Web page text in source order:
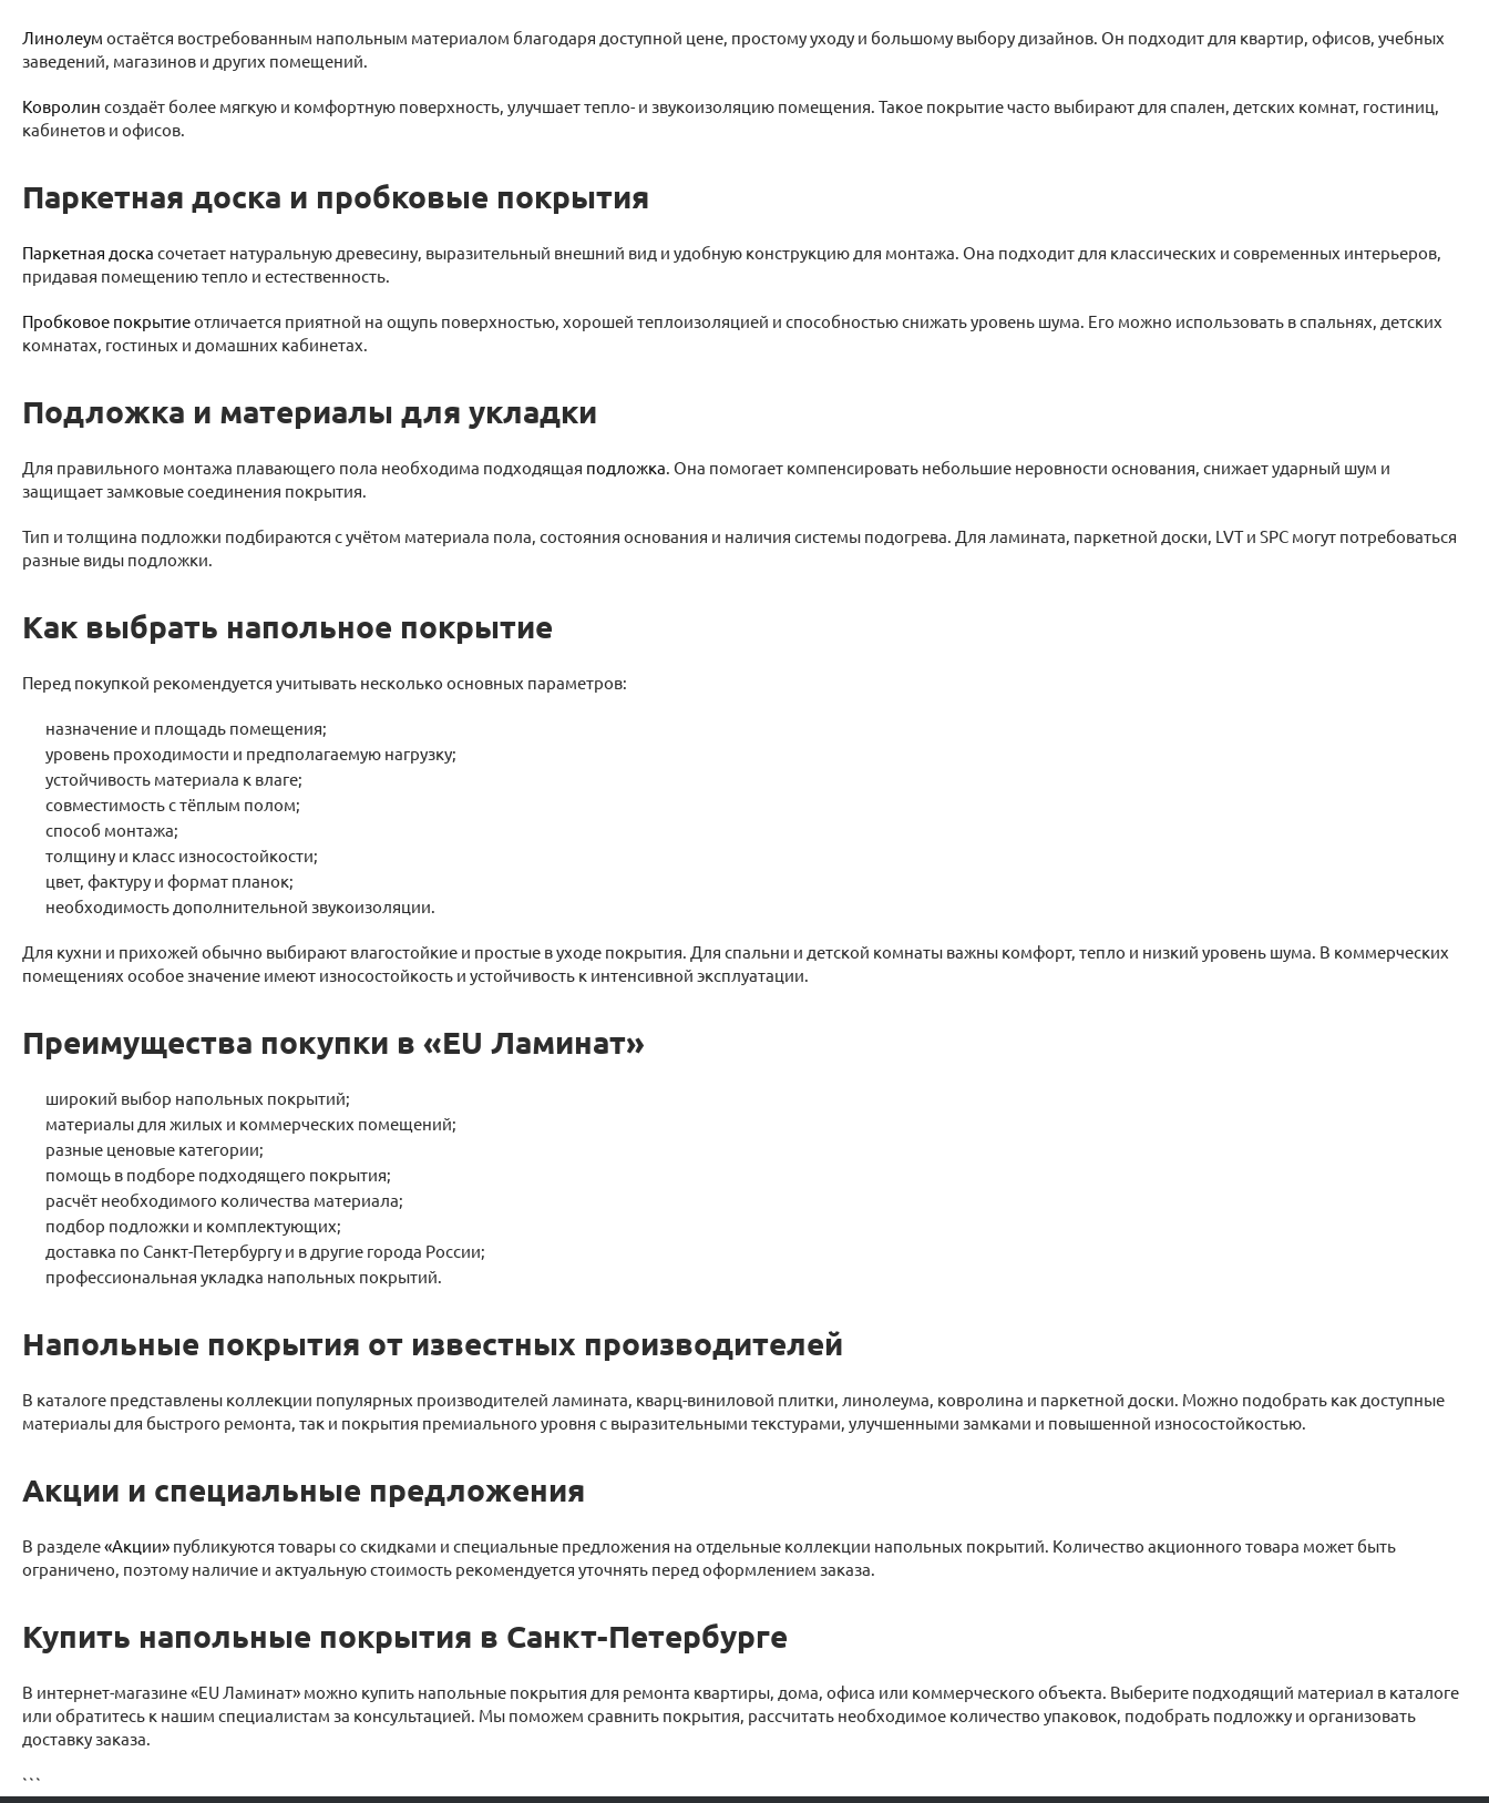
Линолеум остаётся востребованным напольным материалом благодаря доступной цене, простому уходу и большому выбору дизайнов. Он подходит для квартир, офисов, учебных
заведений, магазинов и других помещений.
Ковролин создаёт более мягкую и комфортную поверхность, улучшает тепло- и звукоизоляцию помещения. Такое покрытие часто выбирают для спален, детских комнат, гостиниц,
кабинетов и офисов.
Паркетная доска и пробковые покрытия
Паркетная доска сочетает натуральную древесину, выразительный внешний вид и удобную конструкцию для монтажа. Она подходит для классических и современных интерьеров,
придавая помещению тепло и естественность.
Пробковое покрытиеотличается приятной на ощупь поверхностью, хорошей теплоизоляцией и способностью снижать уровень шума. Его можно использовать в спальнях, детских
комнатах, гостиных и домашних кабинетах.
Подложка и материалы для укладки
Для правильного монтажа плавающего пола необходима подходящая подложка. Она помогает компенсировать небольшие неровности основания, снижает ударный шум и
защищает замковые соединения покрытия.
Тип и толщина подложки подбираются с учётом материала пола, состояния основания и наличия системы подогрева. Для ламината, паркетной доски, LVT и SPC могут потребоваться
разные виды подложки.
Как выбрать напольное покрытие
Перед покупкой рекомендуется учитывать несколько основных параметров:
назначение и площадь помещения;
уровень проходимости и предполагаемую нагрузку;
устойчивость материала к влаге;
совместимость с тёплым полом;
способ монтажа;
толщину и класс износостойкости;
цвет, фактуру и формат планок;
необходимость дополнительной звукоизоляции.
Для кухни и прихожей обычно выбирают влагостойкие и простые в уходе покрытия. Для спальни и детской комнаты важны комфорт, тепло и низкий уровень шума. В коммерческих
помещениях особое значение имеют износостойкость и устойчивость к интенсивной эксплуатации.
Преимущества покупки в «EU Ламинат»
широкий выбор напольных покрытий;
материалы для жилых и коммерческих помещений;
разные ценовые категории;
помощь в подборе подходящего покрытия;
расчёт необходимого количества материала;
подбор подложки и комплектующих;
доставка по Санкт-Петербургу и в другие города России;
профессиональная укладка напольных покрытий.
Напольные покрытия от известных производителей
В каталоге представлены коллекции популярных производителей ламината, кварц-виниловой плитки, линолеума, ковролина и паркетной доски. Можно подобрать как доступные
материалы для быстрого ремонта, так и покрытия премиального уровня с выразительными текстурами, улучшенными замками и повышенной износостойкостью.
Акции и специальные предложения
В разделе«Акции» публикуются товары со скидками и специальные предложения на отдельные коллекции напольных покрытий. Количество акционного товара может быть
ограничено, поэтому наличие и актуальную стоимость рекомендуется уточнять перед оформлением заказа.
Купить напольные покрытия в Санкт-Петербурге
В интернет-магазине «EU Ламинат» можно купить напольные покрытия для ремонта квартиры, дома, офиса или коммерческого объекта. Выберите подходящий материал в каталоге
или обратитесь к нашим специалистам за консультацией. Мы поможем сравнить покрытия, рассчитать необходимое количество упаковок, подобрать подложку и организовать
доставку заказа.
```